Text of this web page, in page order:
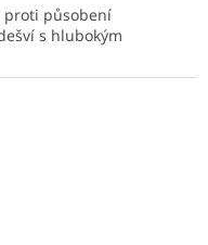
proti působení
s hlubokým